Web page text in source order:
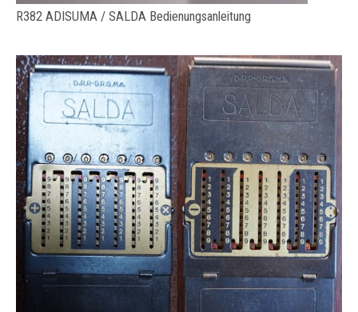
R382 ADISUMA / SALDA Bedienungsanleitung